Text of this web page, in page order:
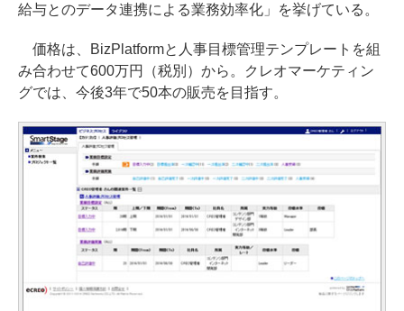
給与とのデータ連携による業務効率化」を挙げている。
価格は、BizPlatformと人事目標管理テンプレートを組
み合わせて600万円（税別）から。クレオマーケティン
グでは、今後3年で50本の販売を目指す。